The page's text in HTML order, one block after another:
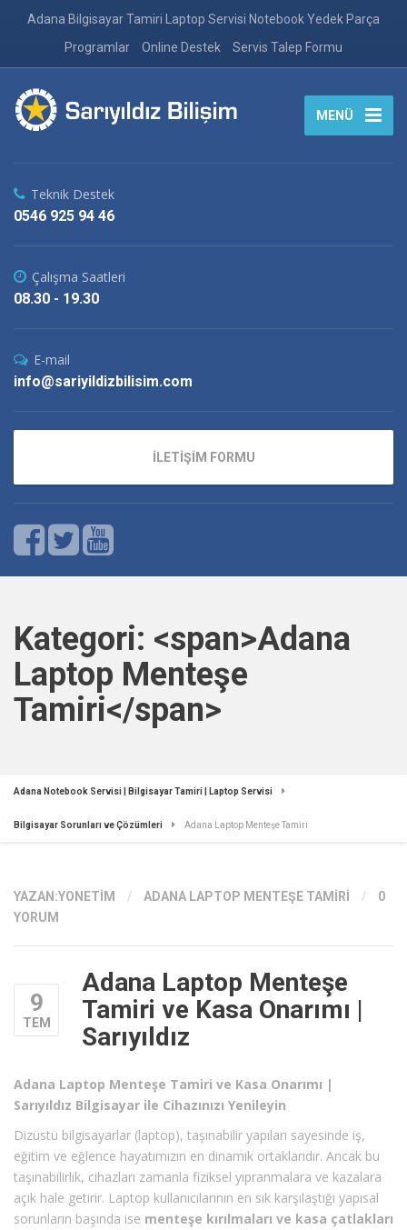
Adana Bilgisayar Tamiri Laptop Servisi Notebook Yedek Parça
Programlar
Online Destek Servis Talep Formu
MENÜ
Teknik Destek
0546 925 94 46
Çalışma Saatleri
08.30 - 19.30
E-mail
info@sariyildizbilisim.com
İLETİŞİM FORMU
Kategori: <span>Adana
Laptop Menteşe
Tamiri</span>
Adana Notebook Servisi | Bilgisayar Tamiri | Laptop Servisi
Bilgisayar Sorunları ve Çözümleri Adana Laptop Menteşe Tamiri
YAZAN:YONETIM / ADANA LAPTOP MENTEŞE TAMIRI /
0
YORUM
9
TEM
Adana Laptop Menteşe
Tamiri ve Kasa Onarımı |
Sarıyıldız
Adana Laptop Menteşe Tamiri ve Kasa Onarımı |
Sarıyıldız Bilgisayar ile Cihazınızı Yenileyin
Dizüstü bilgisayarlar (laptop), taşınabilir yapıları sayesinde iş,
eğitim ve eğlence hayatımızın en dinamik ortaklarıdır. Ancak bu
taşınabilirlik, cihazları zamanla fiziksel yıpranmalara ve kazalara
açık hale getirir. Laptop kullanıcılarının en sık karşılaştığı yapısal
sorunların başında ise menteşe kırılmaları ve kasa çatlakları